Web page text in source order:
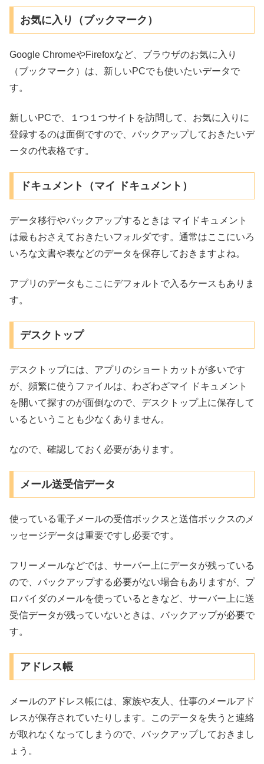
お気に入り（ブックマーク）
Google ChromeやFirefoxなど、ブラウザのお気に入り
（ブックマーク）は、新しいPCでも使いたいデータで
す。
新しいPCで、１つ１つサイトを訪問して、お気に入りに
登録するのは面倒ですので、バックアップしておきたいデ
ータの代表格です。
ドキュメント（マイ ドキュメント）
データ移行やバックアップするときは マイドキュメント
は最もおさえておきたいフォルダです。通常はここにいろ
いろな文書や表などのデータを保存しておきますよね。
アプリのデータもここにデフォルトで入るケースもありま
す。
デスクトップ
デスクトップには、アプリのショートカットが多いです
が、頻繁に使うファイルは、わざわざマイ ドキュメント
を開いて探すのが面倒なので、デスクトップ上に保存して
いるということも少なくありません。
なので、確認しておく必要があります。
メール送受信データ
使っている電子メールの受信ボックスと送信ボックスのメ
ッセージデータは重要ですし必要です。
フリーメールなどでは、サーバー上にデータが残っている
ので、バックアップする必要がない場合もありますが、プ
ロバイダのメールを使っているときなど、サーバー上に送
受信データが残っていないときは、バックアップが必要で
す。
アドレス帳
メールのアドレス帳には、家族や友人、仕事のメールアド
レスが保存されていたりします。このデータを失うと連絡
が取れなくなってしまうので、バックアップしておきまし
ょう。